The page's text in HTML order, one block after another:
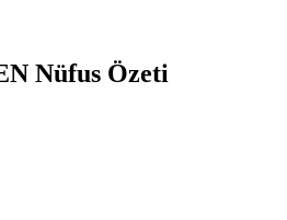
Nüfus Özeti